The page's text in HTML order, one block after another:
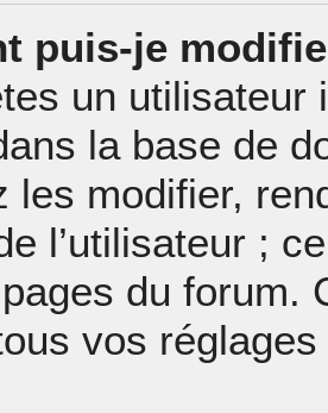
puis-je
un
la base de
les modifier,
l’utilisateur ;
du forum.
vos